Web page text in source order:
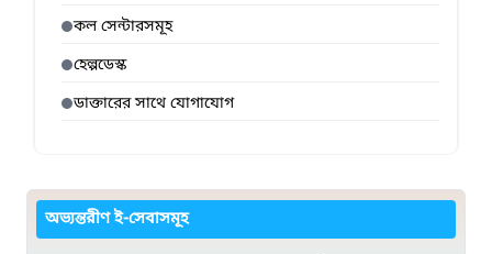
কল সেন্টারসমূহ
হেল্পডেস্ক
ডাক্তারের সাথে যোগাযোগ
অভ্যন্তরীণ ই-সেবাসমূহ